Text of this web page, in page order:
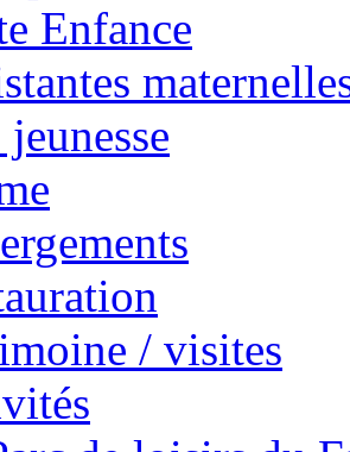
Enfance
/ visites